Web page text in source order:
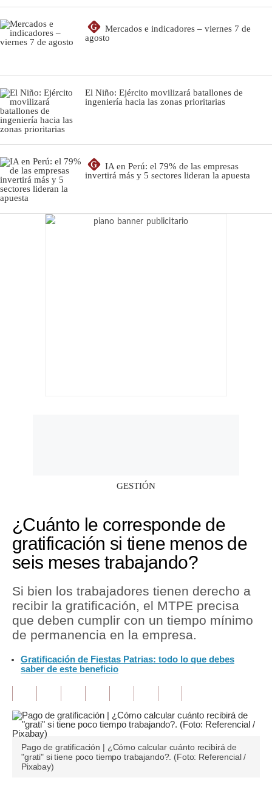
G
Mercados e indicadores – viernes 7 de
agosto
El Niño: Ejército movilizará batallones de
ingeniería hacia las zonas prioritarias
G
IA en Perú: el 79% de las empresas
invertirá más y 5 sectores lideran la apuesta